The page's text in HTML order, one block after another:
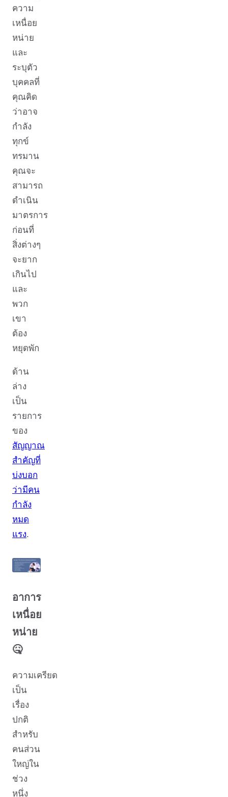
ความ
เหนื่อย
หน่าย
และ
ระบุตัว
บุคคลที่
คุณคิด
ว่าอาจ
กำลัง
ทุกข์
ทรมาน
คุณจะ
สามารถ
ดำเนิน
มาตรการ
ก่อนที่
สิ่งต่างๆ
จะยาก
เกินไป
และ
พวก
เขา
ต้อง
หยุดพัก
ด้าน
ล่าง
เป็น
รายการ
ของ
สัญญาณ
สำคัญที่
บ่งบอก
ว่ามีคน
กำลัง
หมด
แรง.
อาการ
เหนื่อย
หน่าย
🤒
ความเครียด
เป็น
เรื่อง
ปกติ
สำหรับ
คนส่วน
ใหญ่ใน
ช่วง
หนึ่ง